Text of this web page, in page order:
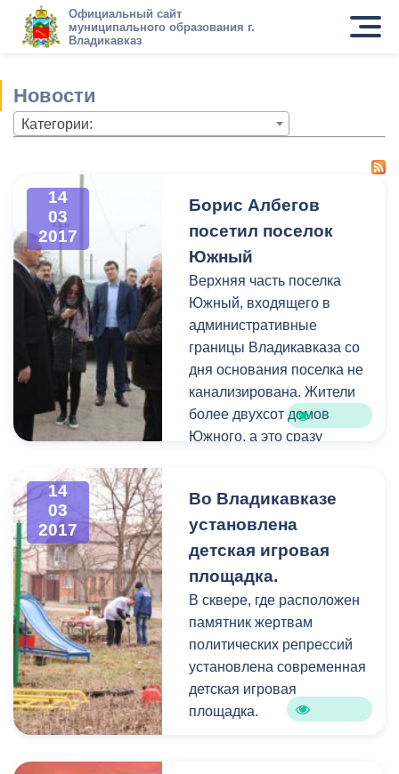
Официальный сайт
муниципального образования г.
Владикавказ
Новости
Категории:
14
03
2017
Борис Албегов
посетил поселок
Южный
Верхняя часть поселка
Южный, входящего в
административные
границы Владикавказа со
дня основания поселка не
канализирована. Жители
более двухсот домов
Южного, а это сразу
сточных вод.
14
03
2017
Во Владикавказе
установлена
детская игровая
площадка.
В сквере, где расположен
памятник жертвам
политических репрессий
установлена современная
детская игровая
площадка.